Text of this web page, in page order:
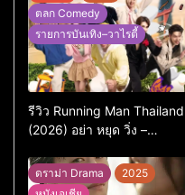
ตลก Comedy
รายการบันเทิง–วาไรตี้
รีวิว Running Man Thailand
(2026) อย่า หยุด วิ่ง –
ต้นฉบับเกาหลี
ดราม่า Drama
2025